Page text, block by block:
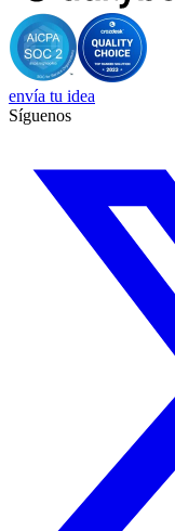
envía tu idea
Síguenos